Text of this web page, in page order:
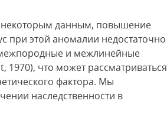
некоторым данным, повышение
при этой аномалии недостаточно
и межлинейные
1970), что может рассматриваться
фактора. Мы
наследственности в